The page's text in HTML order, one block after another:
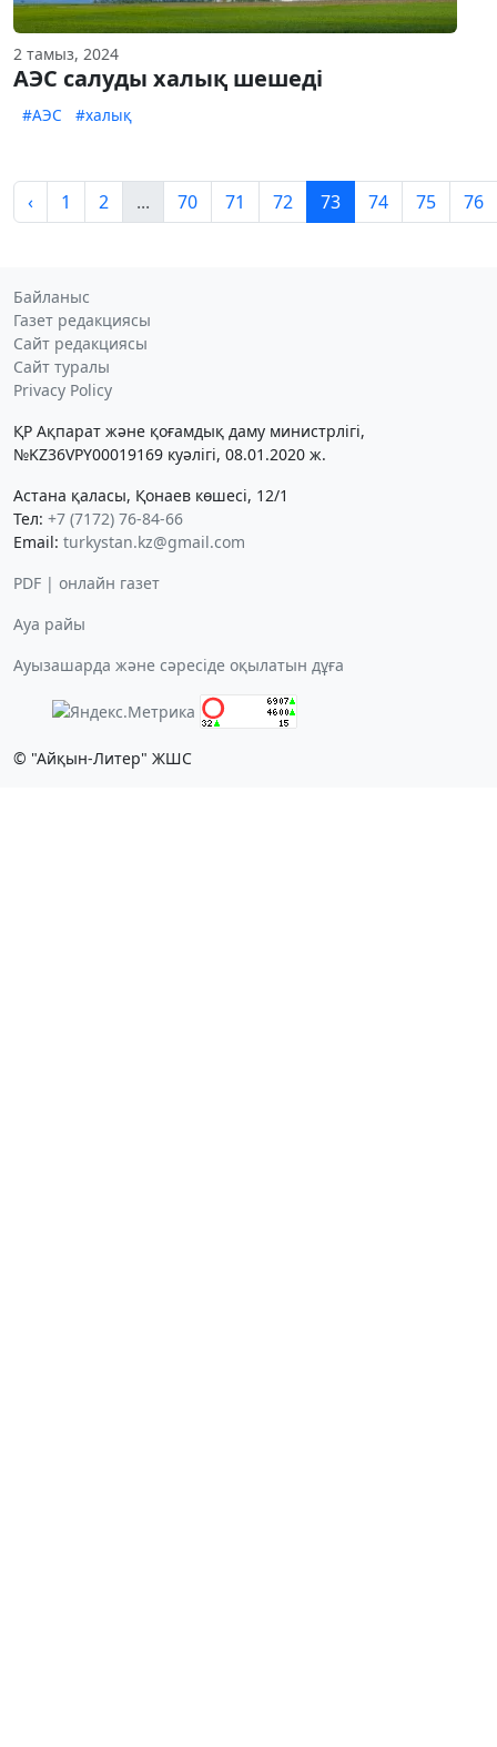
2 тамыз, 2024
АЭС салуды халық шешеді
#АЭС #халық
‹ 1 2 ... 70 71 72 73 74 75 76
Байланыс
Газет редакциясы
Сайт редакциясы
Сайт туралы
Privacy Policy
ҚР Ақпарат және қоғамдық даму министрлігі,
№KZ36VPY00019169 куәлігі, 08.01.2020 ж.
Астана қаласы, Қонаев көшесі, 12/1
Тел: +7 (7172) 76-84-66
Email: turkystan.kz@gmail.com
PDF | онлайн газет
Ауа райы
Ауызашарда және сәресіде оқылатын дұға
© "Айқын-Литер" ЖШС